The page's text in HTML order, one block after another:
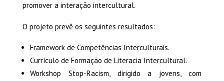
promover a interação intercultural.
O projeto prevê os seguintes resultados:
Framework de Competências Interculturais.
Currículo de Formação de Literacia Intercultural.
Workshop Stop-Racism, dirigido a jovens, com